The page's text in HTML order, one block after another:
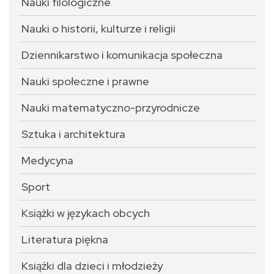
Nauki o historii, kulturze i religii
Dziennikarstwo i komunikacja społeczna
Nauki społeczne i prawne
Nauki matematyczno-przyrodnicze
Sztuka i architektura
Medycyna
Sport
Książki w językach obcych
Literatura piękna
Książki dla dzieci i młodzieży